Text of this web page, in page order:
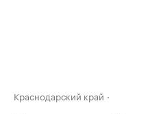
Краснодарский край